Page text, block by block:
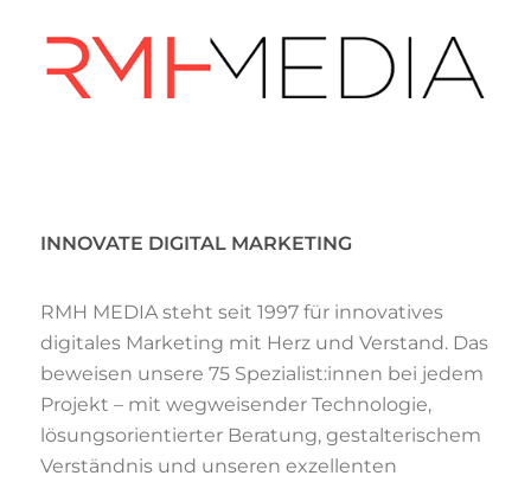
INNOVATE DIGITAL MARKETING
RMH MEDIA steht seit 1997 für innovatives
digitales Marketing mit Herz und Verstand. Das
beweisen unsere 75 Spezialist:innen bei jedem
Projekt – mit wegweisender Technologie,
lösungsorientierter Beratung, gestalterischem
Verständnis und unseren exzellenten